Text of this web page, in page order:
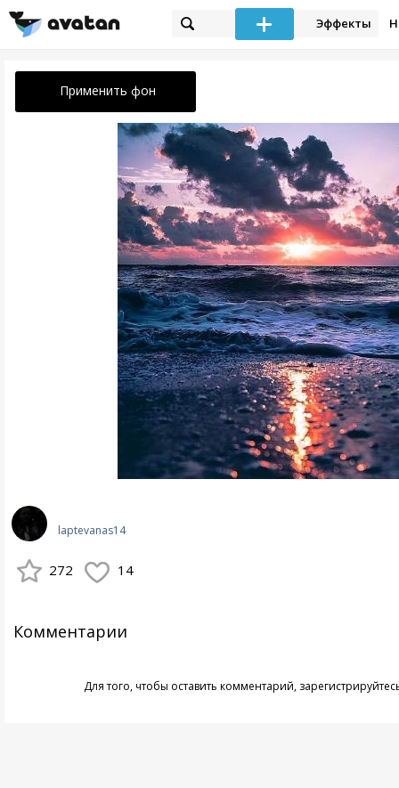
Эффекты
Применить фон
laptevanas14
272 14
Комментарии
Для того, чтобы оставить комментарий,